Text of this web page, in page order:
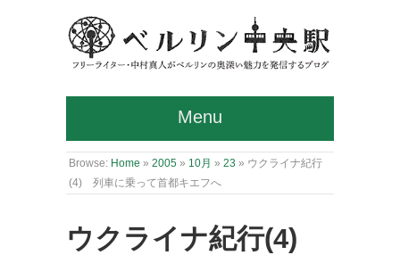
Menu
Browse: Home » 2005 » 10月 » 23 » ウクライナ紀行
(4) 列車に乗って首都キエフへ
ウクライナ紀行(4)